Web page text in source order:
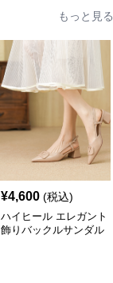
もっと見る
¥4,600 (税込)
ハイヒール エレガント
飾りバックルサンダル